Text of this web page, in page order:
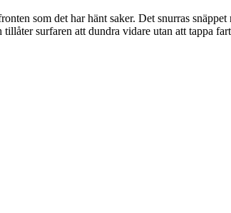
som det har hänt saker. Det snurras
surfaren att dundra vidare utan att tappa